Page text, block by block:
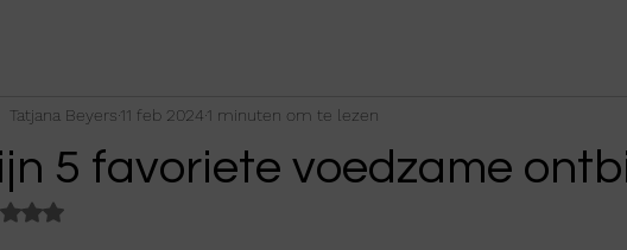
5 favoriete voedzame
Tatjana Beyers 11 feb 2024 1 minuten om te lezen
Beoordeeld met NaN uit 5 sterren.